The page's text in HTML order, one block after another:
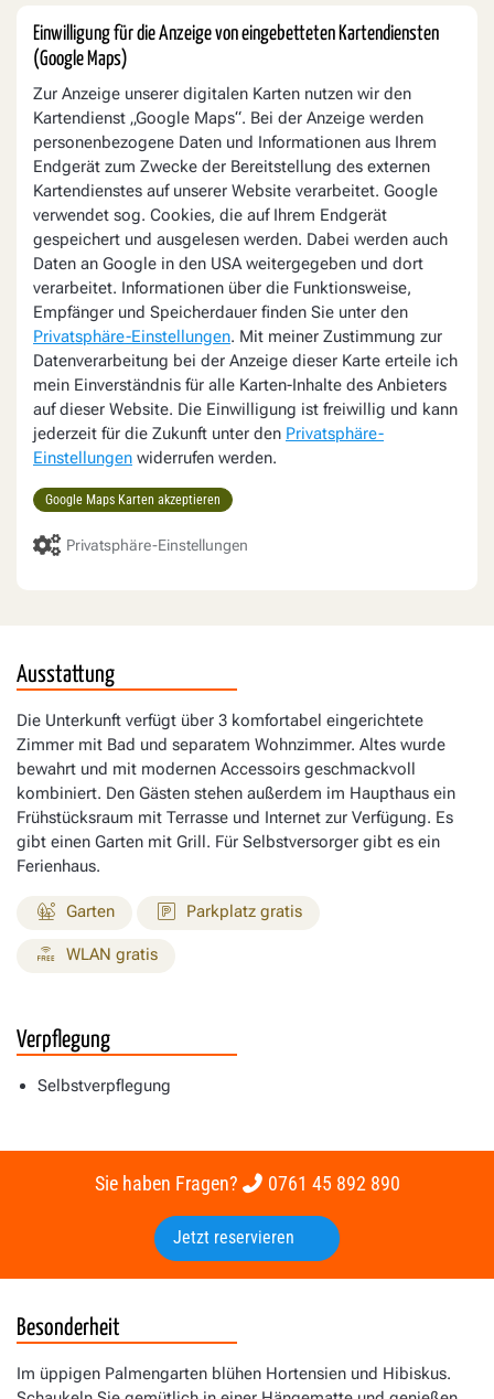
Einwilligung für die Anzeige von eingebetteten Kartendiensten
(Google Maps)
Zur Anzeige unserer digitalen Karten nutzen wir den
Kartendienst „Google Maps“. Bei der Anzeige werden
personenbezogene Daten und Informationen aus Ihrem
Endgerät zum Zwecke der Bereitstellung des externen
Kartendienstes auf unserer Website verarbeitet. Google
verwendet sog. Cookies, die auf Ihrem Endgerät
gespeichert und ausgelesen werden. Dabei werden auch
Daten an Google in den USA weitergegeben und dort
verarbeitet. Informationen über die Funktionsweise,
Empfänger und Speicherdauer finden Sie unter den
Privatsphäre-Einstellungen. Mit meiner Zustimmung zur
Datenverarbeitung bei der Anzeige dieser Karte erteile ich
mein Einverständnis für alle Karten-Inhalte des Anbieters
auf dieser Website. Die Einwilligung ist freiwillig und kann
jederzeit für die Zukunft unter den Privatsphäre-
Einstellungen widerrufen werden.
Google Maps Karten akzeptieren
Privatsphäre-Einstellungen
Ausstattung
Die Unterkunft verfügt über 3 komfortabel eingerichtete
Zimmer mit Bad und separatem Wohnzimmer. Altes wurde
bewahrt und mit modernen Accessoirs geschmackvoll
kombiniert. Den Gästen stehen außerdem im Haupthaus ein
Frühstücksraum mit Terrasse und Internet zur Verfügung. Es
gibt einen Garten mit Grill. Für Selbstversorger gibt es ein
Ferienhaus.
Garten Parkplatz gratis
WLAN gratis
Verpflegung
Selbstverpflegung
Sie haben Fragen? 0761 45 892 890
Jetzt reservieren
Besonderheit
Im üppigen Palmengarten blühen Hortensien und Hibiskus.